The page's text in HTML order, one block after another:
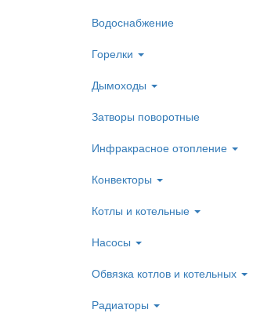
Водоснабжение
Горелки
Дымоходы
Затворы поворотные
Инфракрасное отопление
Конвекторы
Котлы и котельные
Насосы
Обвязка котлов и котельных
Радиаторы